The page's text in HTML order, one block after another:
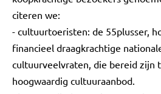
citeren we:
- cultuurtoeristen: de 55plusser,
financieel draagkrachtige
cultuurveelvraten, die bereid zijn
hoogwaardig cultuuraanbod.